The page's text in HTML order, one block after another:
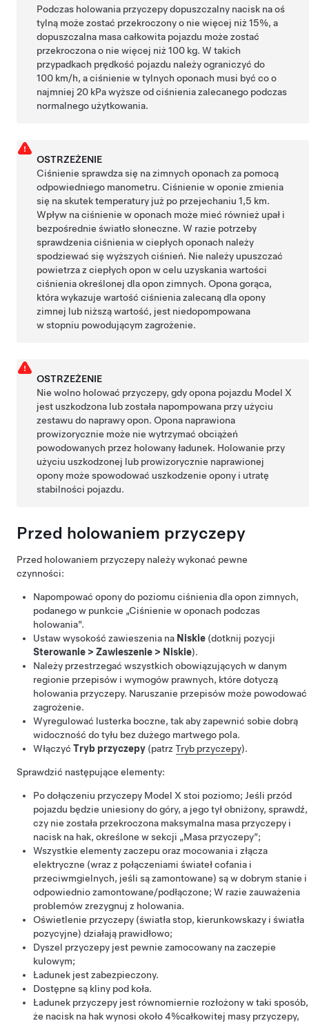
Podczas holowania przyczepy dopuszczalny nacisk na oś
tylną może zostać przekroczony o nie więcej niż 15%, a
dopuszczalna masa całkowita pojazdu może zostać
przekroczona o nie więcej niż 100 kg. W takich
przypadkach prędkość pojazdu należy ograniczyć do
100 km/h, a ciśnienie w tylnych oponach musi być co o
najmniej 20 kPa wyższe od ciśnienia zalecanego podczas
normalnego użytkowania.
OSTRZEŻENIE
Ciśnienie sprawdza się na zimnych oponach za pomocą
odpowiedniego manometru. Ciśnienie w oponie zmienia
się na skutek temperatury już po przejechaniu1,5 km.
Wpływ na ciśnienie w oponach może mieć również upał i
bezpośrednie światło słoneczne. W razie potrzeby
sprawdzenia ciśnienia w ciepłych oponach należy
spodziewać się wyższych ciśnień. Nie należy upuszczać
powietrza z ciepłych opon w celu uzyskania wartości
ciśnienia określonej dla opon zimnych. Opona gorąca,
która wykazuje wartość ciśnienia zalecaną dla opony
zimnej lub niższą wartość, jest niedopompowana
w stopniu powodującym zagrożenie.
OSTRZEŻENIE
Nie wolno holować przyczepy, gdy opona pojazdu Model X
jest uszkodzona lub została napompowana przy użyciu
zestawu do naprawy opon. Opona naprawiona
prowizorycznie może nie wytrzymać obciążeń
powodowanych przez holowany ładunek. Holowanie przy
użyciu uszkodzonej lub prowizorycznie naprawionej
opony może spowodować uszkodzenie opony i utratę
stabilności pojazdu.
Przed holowaniem przyczepy
Przed holowaniem przyczepy należy wykonać pewne
czynności:
Napompować opony do poziomu ciśnienia dla opon zimnych,
podanego w punkcie „Ciśnienie w oponach podczas
holowania”.
Ustaw wysokość zawieszenia na Niskie (dotknij pozycji
Sterowanie > Zawieszenie > Niskie).
Należy przestrzegać wszystkich obowiązujących w danym
regionie przepisów i wymogów prawnych, które dotyczą
holowania przyczepy. Naruszanie przepisów może powodować
zagrożenie.
Wyregulować lusterka boczne, tak aby zapewnić sobie dobrą
widoczność do tyłu bez dużego martwego pola.
Włączyć Tryb przyczepy (patrz Tryb przyczepy).
Sprawdzić następujące elementy:
Po dołączeniu przyczepy Model X stoi poziomo; Jeśli przód
pojazdu będzie uniesiony do góry, a jego tył obniżony, sprawdź,
czy nie została przekroczona maksymalna masa przyczepy i
nacisk na hak, określone w sekcji „Masa przyczepy”;
Wszystkie elementy zaczepu oraz mocowania i złącza
elektryczne (wraz z połączeniami świateł cofania i
przeciwmgielnych, jeśli są zamontowane) są w dobrym stanie i
odpowiednio zamontowane/podłączone; W razie zauważenia
problemów zrezygnuj z holowania.
Oświetlenie przyczepy (światła stop, kierunkowskazy i światła
pozycyjne) działają prawidłowo;
Dyszel przyczepy jest pewnie zamocowany na zaczepie
kulowym;
Ładunek jest zabezpieczony.
Dostępne są kliny pod koła.
Ładunek przyczepy jest równomiernie rozłożony w taki sposób,
że nacisk na hak wynosi około4%całkowitej masy przyczepy,